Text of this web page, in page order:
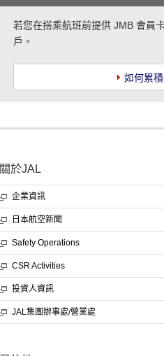
若您在搭乘航班前提供 JMB 會員
戶。
如何累
關於JAL
企業資訊
日本航空新聞
Safety Operations
CSR Activities
投資人資訊
JAL集團辦事處/營業處